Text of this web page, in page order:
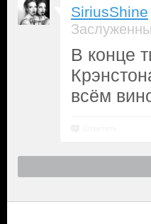
SiriusShine
В конце
всём